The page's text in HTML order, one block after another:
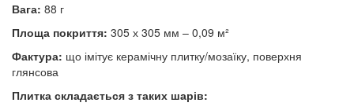
Вага: 88 г
Площа покриття: 305 х 305 мм – 0,09 м²
Фактура: що імітує керамічну плитку/мозаїку, поверхня
глянсова
Плитка складається з таких шарів: